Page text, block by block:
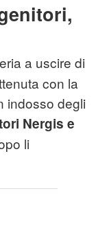
a uscire di
con la
indosso degli
Nergis e
li